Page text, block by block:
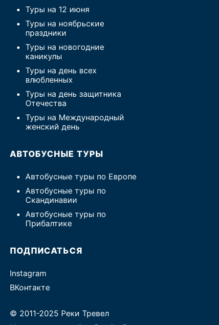
Туры на 12 июня
Туры на ноябрьские
праздники
Туры на новогодние
каникулы
Туры на день всех
влюбленных
Туры на день защитника
Отечества
Туры на Международный
женский день
АВТОБУСНЫЕ ТУРЫ
Автобусные туры по Европе
Автобусные туры по
Скандинавии
Автобусные туры по
Прибалтике
ПОДПИСАТЬСЯ
Instagram
ВКонтакте
© 2011-2025 Реки Тревел